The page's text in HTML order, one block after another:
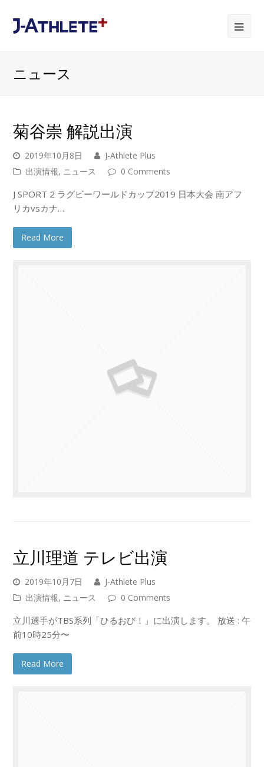
ニュース
菊谷崇 解説出演
2019年10月8日
J-Athlete Plus
出演情報, ニュース 0 Comments
J SPORT 2 ラグビーワールドカップ2019 日本大会 南アフ
リカvsカナ…
Read More
立川理道 テレビ出演
2019年10月7日
J-Athlete Plus
出演情報, ニュース 0 Comments
立川選手がTBS系列「ひるおび！」に出演します。 放送 : 午
前10時25分〜
Read More